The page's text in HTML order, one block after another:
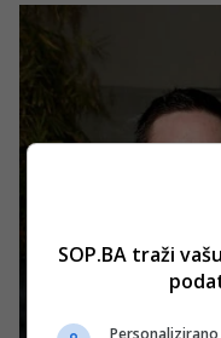
SOP.BA traži